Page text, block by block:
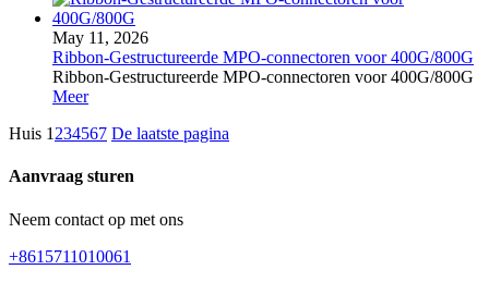
May 11, 2026
Ribbon-Gestructureerde MPO-connectoren voor 400G/800G
Ribbon-Gestructureerde MPO-connectoren voor 400G/800G
Meer
Huis 1 234567 De laatste pagina
Aanvraag sturen
Neem contact op met ons
+8615711010061